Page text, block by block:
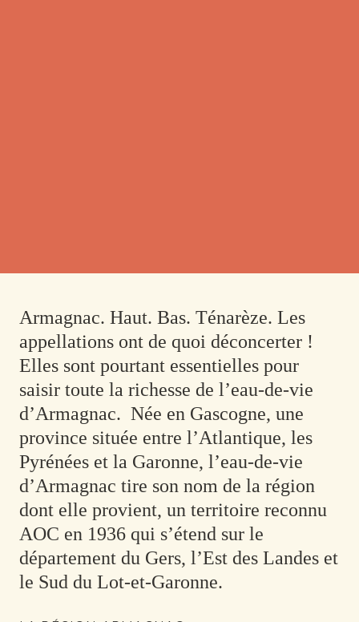
Armagnac. Haut. Bas. Ténarèze. Les
appellations ont de quoi déconcerter !
Elles sont pourtant essentielles pour
saisir toute la richesse de l’eau-de-vie
d’Armagnac. Née en Gascogne, une
province située entre l’Atlantique, les
Pyrénées et la Garonne, l’eau-de-vie
d’Armagnac tire son nom de la région
dont elle provient, un territoire reconnu
AOC en 1936 qui s’étend sur le
département du Gers, l’Est des Landes et
le Sud du Lot-et-Garonne.